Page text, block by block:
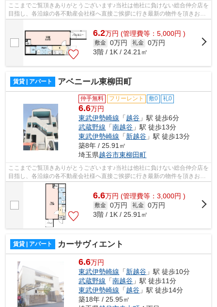
ここまでご覧頂きありがとうございます♪当社は他社に負けない総合仲介店を
目指し、各沿線の各不動産会社様へ直接ご挨拶に行き最新の物件を頂きお客
6.2万円 (管理費等：5,000円 )
敷金 0万円 礼金 0万円
3階 / 1K / 24.21㎡
賃貸 | アパート アベニール東柳田町
仲手無料 フリーレント 敷0 礼0
6.6万円
東武伊勢崎線 「越谷 」駅 徒歩6分
武蔵野線 「南越谷 」駅 徒歩13分
東武伊勢崎線 「新越谷 」駅 徒歩13分
築8年 / 25.91㎡
埼玉県越谷市東柳田町
ここまでご覧頂きありがとうございます♪当社は他社に負けない総合仲介店を
目指し、各沿線の各不動産会社様へ直接ご挨拶に行き最新の物件を頂きお客
様へ提供しております！最新の情報は...
6.6万円 (管理費等：3,000円 )
敷金 0万円 礼金 0万円
3階 / 1K / 25.91㎡
賃貸 | アパート カーサヴィエント
6.6万円
東武伊勢崎線 「新越谷 」駅 徒歩10分
武蔵野線 「南越谷 」駅 徒歩11分
東武伊勢崎線 「越谷 」駅 徒歩14分
築18年 / 25.95㎡